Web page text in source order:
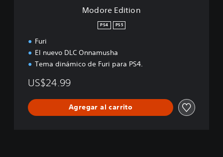
Modore Edition
PS4 PS5
Furi
El nuevo DLC Onnamusha
Tema dinámico de Furi para PS4.
US$24.99
Agregar al carrito